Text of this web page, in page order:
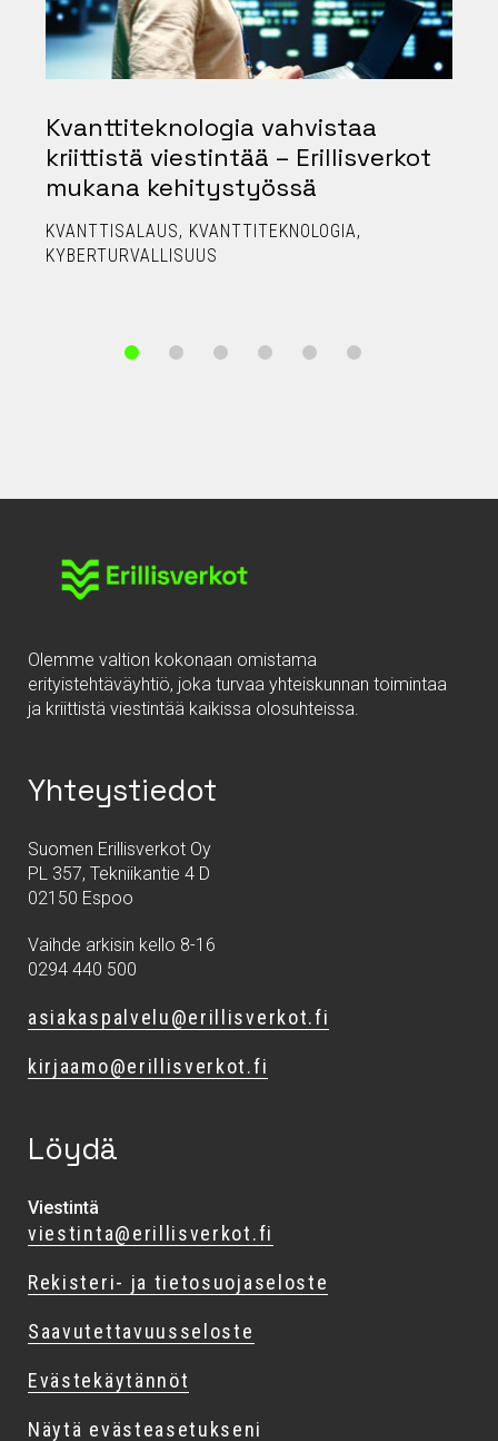
Kvanttiteknologia vahvistaa
kriittistä viestintää – Erillisverkot
mukana kehitystyössä
KVANTTISALAUS
KVANTTITEKNOLOGIA
KYBERTURVALLISUUS
Olemme valtion kokonaan omistama
erityistehtäväyhtiö, joka turvaa yhteiskunnan toimintaa
ja kriittistä viestintää kaikissa olosuhteissa.
Yhteystiedot
Suomen Erillisverkot Oy
PL 357, Tekniikantie 4 D
02150 Espoo
Vaihde arkisin kello 8-16
0294 440 500
asiakaspalvelu@erillisverkot.fi
kirjaamo@erillisverkot.fi
Löydä
Viestintä
viestinta@erillisverkot.fi
Rekisteri- ja tietosuojaseloste
Saavutettavuusseloste
Evästekäytännöt
Näytä evästeasetukseni